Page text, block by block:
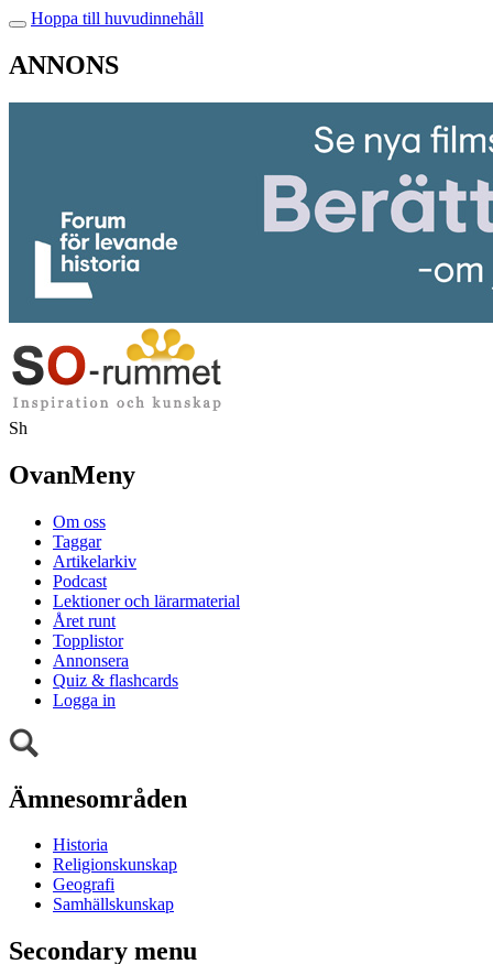
Hoppa till huvudinnehåll
ANNONS
Sh
OvanMeny
Om oss
Taggar
Artikelarkiv
Podcast
Lektioner och lärarmaterial
Året runt
Topplistor
Annonsera
Quiz & flashcards
Logga in
Ämnesområden
Historia
Religionskunskap
Geografi
Samhällskunskap
Secondary menu